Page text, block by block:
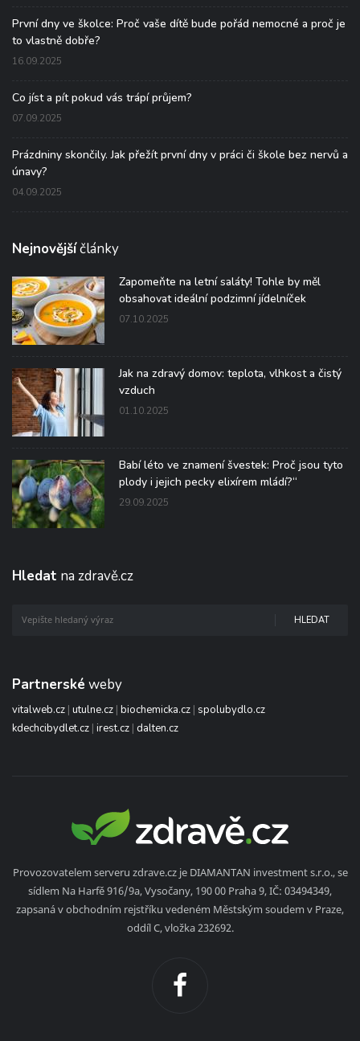
První dny ve školce: Proč vaše dítě bude pořád nemocné a proč je
to vlastně dobře?
16.09.2025
Co jíst a pít pokud vás trápí průjem?
07.09.2025
Prázdniny skončily. Jak přežít první dny v práci či škole bez nervů a
únavy?
04.09.2025
Nejnovějšíčlánky
Zapomeňte na letní saláty! Tohle by měl
obsahovat ideální podzimní jídelníček
07.10.2025
Jak na zdravý domov: teplota, vlhkost a čistý
vzduch
01.10.2025
Babí léto ve znamení švestek: Proč jsou tyto
plody i jejich pecky elixírem mládí?“
29.09.2025
Hledat na zdravě.cz
HLEDAT
Partnerské weby
vitalweb.cz | utulne.cz | biochemicka.cz | spolubydlo.cz
kdechcibydlet.cz | irest.cz | dalten.cz
Provozovatelem serveru zdrave.cz je DIAMANTAN investment s.r.o., se
sídlem Na Harfě 916/9a, Vysočany, 190 00 Praha 9, IČ: 03494349,
zapsaná v obchodním rejstříku vedeném Městským soudem v Praze,
oddíl C, vložka 232692.